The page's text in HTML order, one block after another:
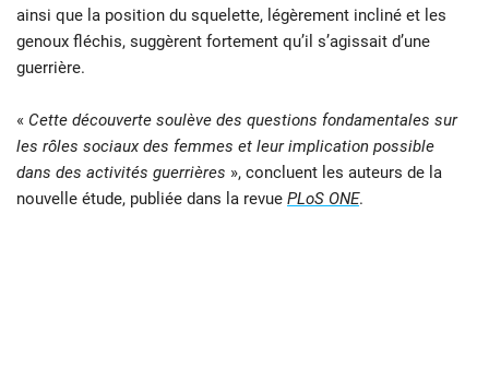
ainsi que la position du squelette, légèrement incliné et les
genoux fléchis, suggèrent fortement qu’il s’agissait d’une
guerrière.
« Cette découverte soulève des questions fondamentales sur
les rôles sociaux des femmes et leur implication possible
dans des activités guerrières », concluent les auteurs de la
nouvelle étude, publiée dans la revue PLoS ONE.